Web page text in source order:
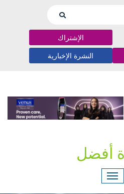
الإشتراك
النشرة الإخبارية
أفضل